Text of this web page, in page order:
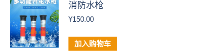
消防水枪
¥150.00
加入购物车